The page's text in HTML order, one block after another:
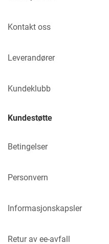
Kontakt oss
Leverandører
Kundeklubb
Kundestøtte
Betingelser
Personvern
Informasjonskapsler
Retur av ee-avfall